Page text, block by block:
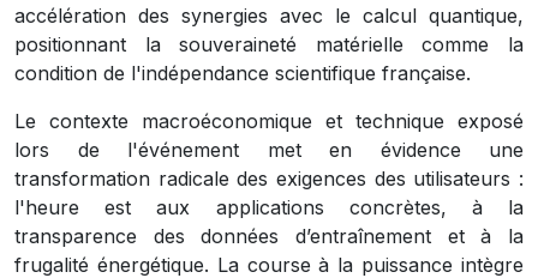
accélération des synergies avec le calcul quantique,
positionnant la souveraineté matérielle comme la
condition de l'indépendance scientifique française.
Le contexte macroéconomique et technique exposé
lors de l'événement met en évidence une
transformation radicale des exigences des utilisateurs :
l'heure est aux applications concrètes, à la
transparence des données d’entraînement et à la
frugalité énergétique. La course à la puissance intègre